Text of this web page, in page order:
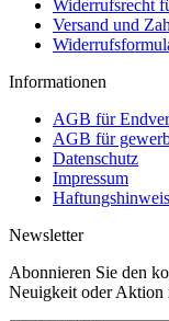
Widerrufsrecht
Versand und
Informationen
AGB für
AGB für
Datenschutz
Impressum
Newsletter
Abonnieren Sie den
Neuigkeit oder Aktion